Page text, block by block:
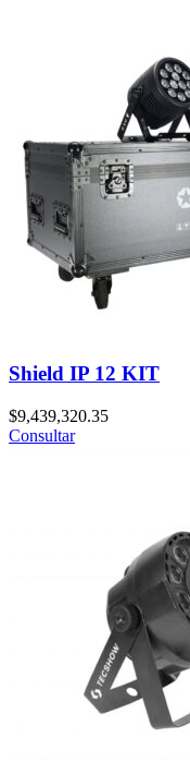
Shield IP 12 KIT
$9,439,320.35
Consultar